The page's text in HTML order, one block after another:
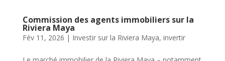
Commission des agents immobiliers sur la
Riviera Maya
Fév 11, 2026 | Investir sur la Riviera Maya, invertir